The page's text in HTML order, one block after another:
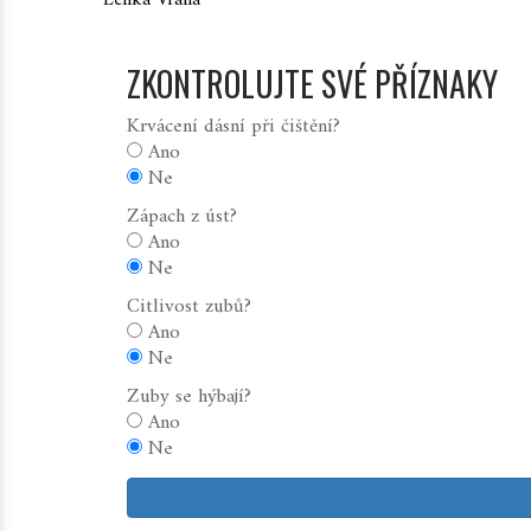
ZKONTROLUJTE SVÉ PŘÍZNAKY
Krvácení dásní při čištění?
Ano
Ne
Zápach z úst?
Ano
Ne
Citlivost zubů?
Ano
Ne
Zuby se hýbají?
Ano
Ne